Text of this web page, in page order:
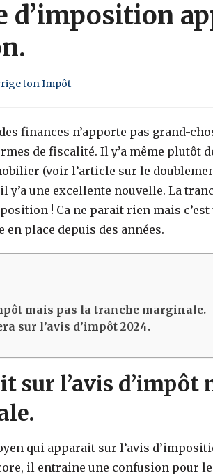
d’imposition
ton Impôt
finances n’apporte pas grand-
de fiscalité. Il y’a même plutôt
(voir l’article sur le
y’a une excellente nouvelle. La
! Ca ne parait rien mais c’est
place depuis des années.
mais pas la tranche marginale.
sur l’avis d’impôt 2024.
sur l’avis d’impôt
qui apparait sur l’avis
il entraine une confusion pour